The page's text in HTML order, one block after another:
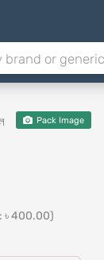
Pack Image
৳ 400.00)